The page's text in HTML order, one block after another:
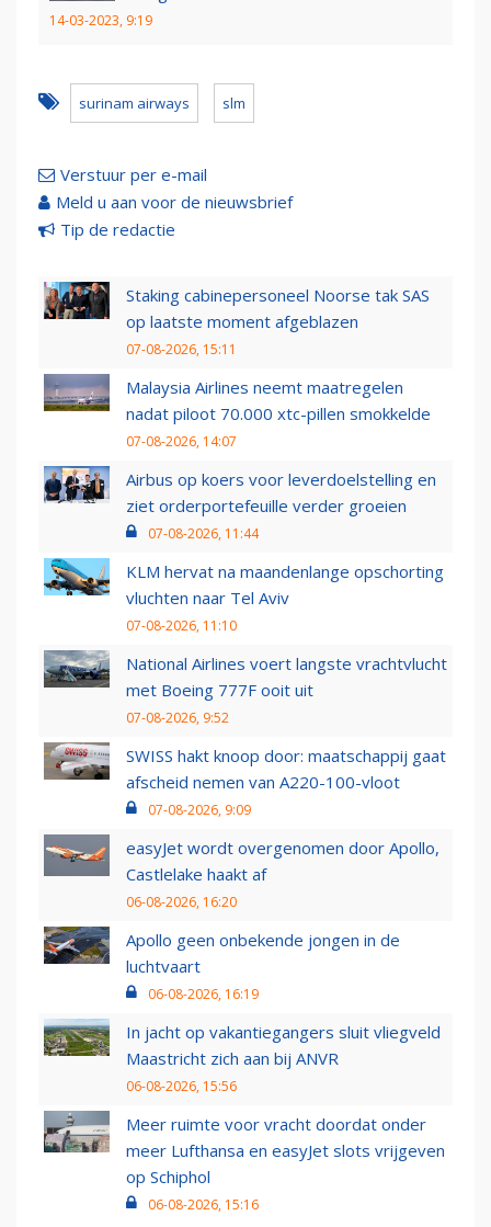
14-03-2023, 9:19
surinam airways slm
Verstuur per e-mail
Meld u aan voor de nieuwsbrief
Tip de redactie
Staking cabinepersoneel Noorse tak SAS
op laatste moment afgeblazen
07-08-2026, 15:11
Malaysia Airlines neemt maatregelen
nadat piloot 70.000 xtc-pillen smokkelde
07-08-2026, 14:07
Airbus op koers voor leverdoelstelling en
ziet orderportefeuille verder groeien
07-08-2026, 11:44
KLM hervat na maandenlange opschorting
vluchten naar Tel Aviv
07-08-2026, 11:10
National Airlines voert langste vrachtvlucht
met Boeing 777F ooit uit
07-08-2026, 9:52
SWISS hakt knoop door: maatschappij gaat
afscheid nemen van A220-100-vloot
07-08-2026, 9:09
easyJet wordt overgenomen door Apollo,
Castlelake haakt af
06-08-2026, 16:20
Apollo geen onbekende jongen in de
luchtvaart
06-08-2026, 16:19
In jacht op vakantiegangers sluit vliegveld
Maastricht zich aan bij ANVR
06-08-2026, 15:56
Meer ruimte voor vracht doordat onder
meer Lufthansa en easyJet slots vrijgeven
op Schiphol
06-08-2026, 15:16